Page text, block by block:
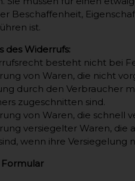
Beschaffenheit,
ist.
des Widerrufs:
besteht nicht bei
von Waren, die nicht
durch den Verbraucher
zugeschnitten sind.
von Waren, die schnell
versiegelter Waren, die
wenn ihre Versiegelung